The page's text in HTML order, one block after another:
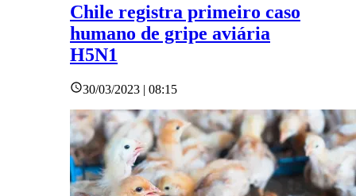
Chile registra primeiro caso
humano de gripe aviária
H5N1
30/03/2023 | 08:15